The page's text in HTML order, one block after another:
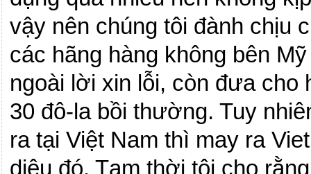
vậy nên chúng tôi đành chịu
các hãng hàng không bên
ngoài lời xin lỗi, còn đưa cho
30 đô-la bồi thường. Tuy
ra tại Việt Nam thì may ra
diệu đó.Tạm thời tôi cho